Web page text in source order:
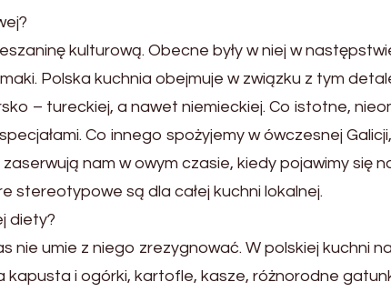
kulturową. Obecne były w niej w
Polska kuchnia obejmuje w związku z tym
– tureckiej, a nawet niemieckiej. Co istotne,
Co innego spożyjemy w ówczesnej Galicji,
nam w owym czasie, kiedy pojawimy się
stereotypowe są dla całej kuchni lokalnej.
diety?
nie umie z niego zrezygnować. W polskiej kuchni na
kapusta i ogórki, kartofle, kasze, różnorodne